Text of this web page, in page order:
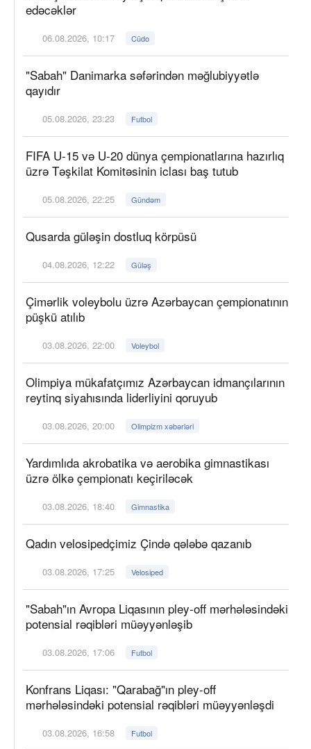
edəcəklər
06.08.2026, 10:17 Cüdo
"Sabah" Danimarka səfərindən məğlubiyyətlə
qayıdır
05.08.2026, 23:23 Futbol
FIFA U-15 və U-20 dünya çempionatlarına hazırlıq
üzrə Təşkilat Komitəsinin iclası baş tutub
05.08.2026, 22:25 Gündəm
Qusarda güləşin dostluq körpüsü
04.08.2026, 12:22 Güləş
Çimərlik voleybolu üzrə Azərbaycan çempionatının
püşkü atılıb
03.08.2026, 22:00 Voleybol
Olimpiya mükafatçımız Azərbaycan idmançılarının
reytinq siyahısında liderliyini qoruyub
03.08.2026, 20:00 Olimpizm xəbərləri
Yardımlıda akrobatika və aerobika gimnastikası
üzrə ölkə çempionatı keçiriləcək
03.08.2026, 18:40 Gimnastika
Qadın velosipedçimiz Çində qələbə qazanıb
03.08.2026, 17:25 Velosiped
"Sabah"ın Avropa Liqasının pley-off mərhələsindəki
potensial rəqibləri müəyyənləşib
03.08.2026, 17:06 Futbol
Konfrans Liqası: "Qarabağ"ın pley-off
mərhələsindəki potensial rəqibləri müəyyənləşdi
03.08.2026, 16:58 Futbol